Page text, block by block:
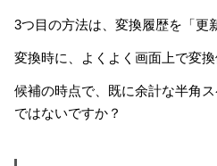
3つ目の方法は、変換履歴を「更
変換時に、よくよく画面上で変
候補の時点で、既に余計な半角
ではないですか？